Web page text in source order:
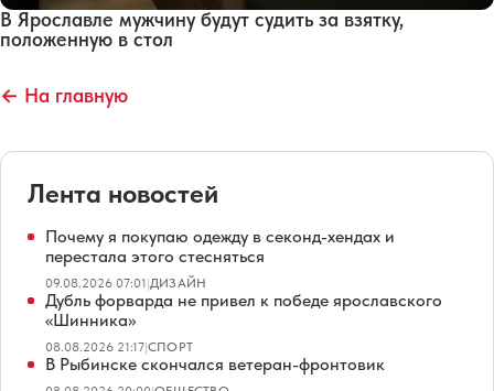
В Ярославле мужчину будут судить за взятку,
положенную в стол
← На главную
Лента новостей
Почему я покупаю одежду в секонд-хендах и
перестала этого стесняться
09.08.2026 07:01|ДИЗАЙН
Дубль форварда не привел к победе ярославского
«Шинника»
08.08.2026 21:17|СПОРТ
В Рыбинске скончался ветеран-фронтовик